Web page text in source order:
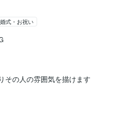
式・お祝い
その人の雰囲気を描けます